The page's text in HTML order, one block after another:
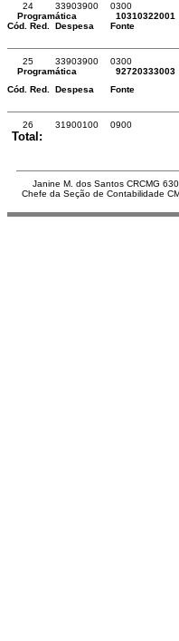
24 33903900 0300
Programática
10310322001
Cód. Red.
Despesa Fonte
25 33903900 0300
Programática
92720333003
Cód. Red.
Despesa Fonte
26 31900100 0900
Total:
Janine M. dos Santos CRCMG
Chefe da Seção de Contabilidade